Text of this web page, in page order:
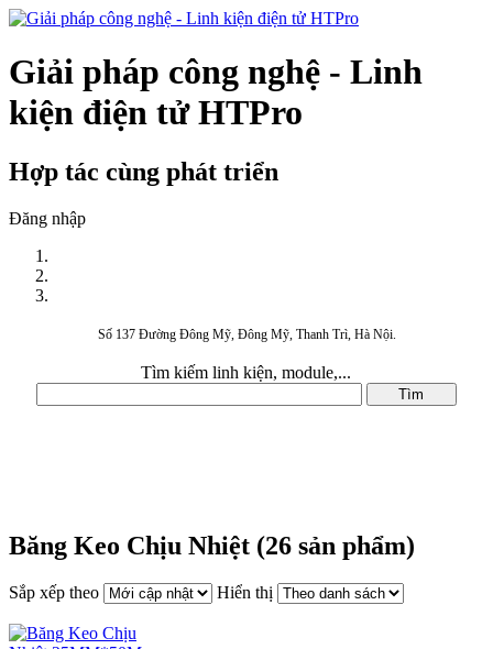
Giải pháp công nghệ - Linh
kiện điện tử HTPro
Hợp tác cùng phát triển
Đăng nhập
Số 137 Đường Đông Mỹ, Đông Mỹ, Thanh Trì, Hà Nội.
Tìm kiếm linh kiện, module,...
Băng Keo Chịu Nhiệt (26 sản phẩm)
Sắp xếp theo Hiển thị